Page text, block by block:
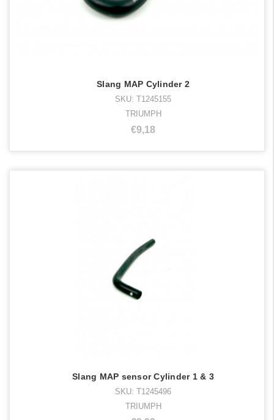
Slang MAP Cylinder 2
SKU: T1245155
TRIUMPH
€9,18
Slang MAP sensor Cylinder 1 & 3
SKU: T1245496
TRIUMPH